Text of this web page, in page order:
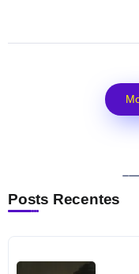
Posts Recentes